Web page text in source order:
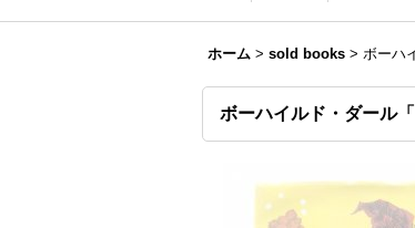
ホーム > sold books > ボーハ
ボーハイルド・ダール